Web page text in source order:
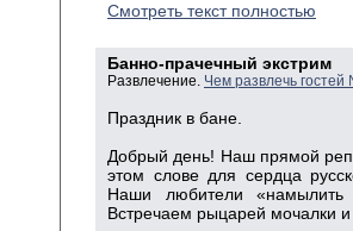
Смотреть текст полностью
Банно-прачечный экстрим
Развлечение. Чем развлечь
Праздник в бане.
Добрый день! Наш прямой
этом слове для сердца
Наши любители
Встречаем рыцарей мочалки и